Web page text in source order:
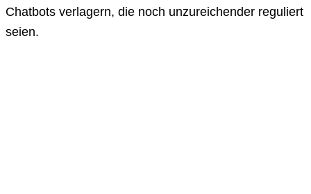
Chatbots verlagern, die noch unzureichender reguliert
seien.